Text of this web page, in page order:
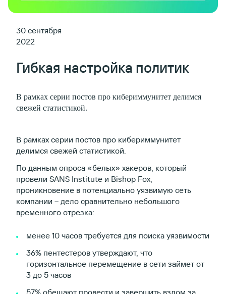
30 сентября
2022
Гибкая настройка политик
В рамках серии постов про кибериммунитет делимся
свежей статистикой.
В рамках серии постов про кибериммунитет
делимся свежей статистикой.
По данным опроса «белых» хакеров, который
провели SANS Institute и Bishop Fox,
проникновение в потенциально уязвимую сеть
компании – дело сравнительно небольшого
временного отрезка:
менее 10 часов требуется для поиска уязвимости
36% пентестеров утверждают, что
горизонтальное перемещение в сети займет от
3 до 5 часов
57% обещают провести и завершить взлом за